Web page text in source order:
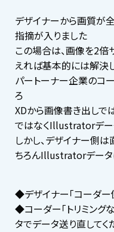
デザイナーから画質が
指摘が入りました
この場合は、画像を2
えれば基本的には解決
パートーナー企業のコ
ろ
XDから画像書き出しで
ではなくIllustratorデー
しかし、デザイナー側
ちろんIllustratorデータ
◆デザイナー「コーダー
◆コーダー「トリミン
タでデータ送り直してく